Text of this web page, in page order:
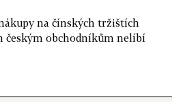
na čínských tržištích
českým obchodníkům nelíbí